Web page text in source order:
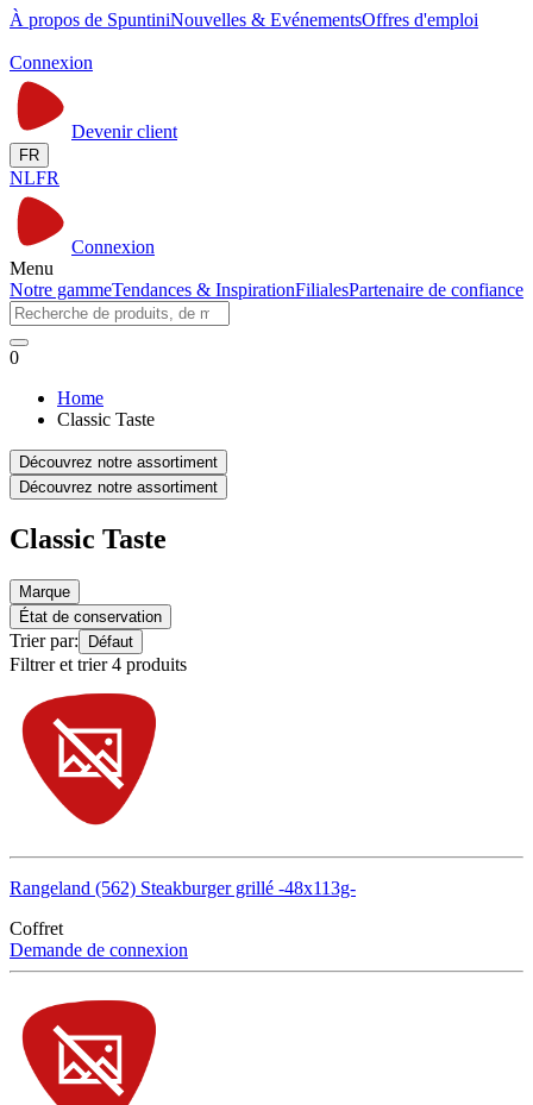
À propos de SpuntiniNouvelles & EvénementsOffres d'emploi
Connexion
Devenir client
FR
NLFR
Connexion
Menu
Notre gammeTendances & InspirationFilialesPartenaire de confiance
0
Home
Classic Taste
Découvrez notre assortiment
Découvrez notre assortiment
Classic Taste
Marque
État de conservation
Trier par: Défaut
Filtrer et trier 4 produits
Rangeland (562) Steakburger grillé -48x113g-
Coffret
Demande de connexion